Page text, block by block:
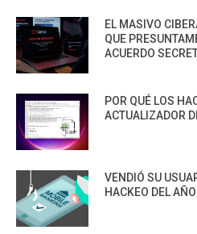
EL MASIVO
QUE
ACUERDO
POR QUÉ LOS
ACTUALIZADOR
VENDIÓ SU
HACKEO DEL